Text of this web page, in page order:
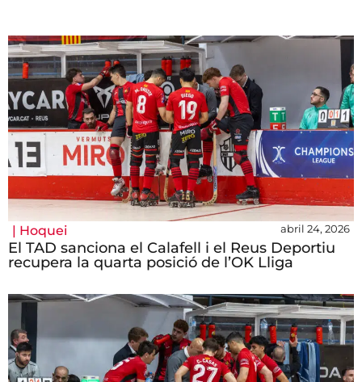
| Hoquei abril 24, 2026
El TAD sanciona el Calafell i el Reus Deportiu
recupera la quarta posició de l’OK Lliga